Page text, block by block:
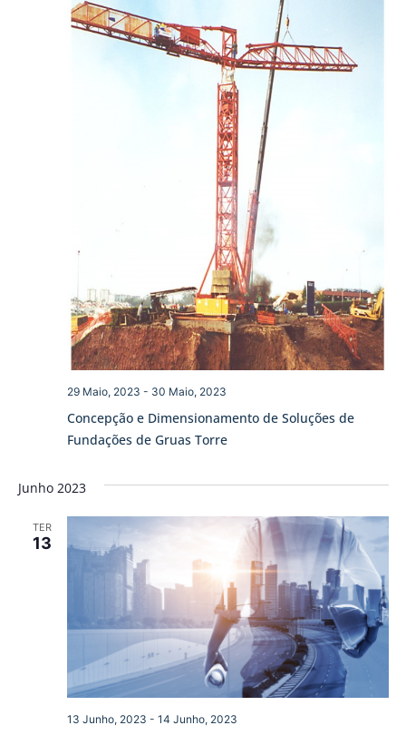
Concepção e Dimensionamento de Soluções de
Fundações de Gruas Torre
29 Maio, 2023 - 30 Maio, 2023
Junho 2023
TER
13
13 Junho, 2023 - 14 Junho, 2023